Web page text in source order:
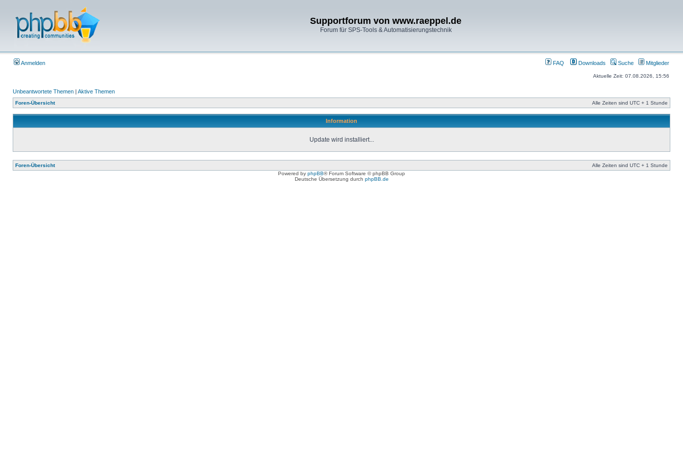
Supportforum von www.raeppel.de
Forum für SPS-Tools & Automatisierungstechnik
Anmelden FAQ Downloads Suche Mitglieder
Aktuelle Zeit: 07.08.2026, 15:56
Unbeantwortete Themen | Aktive Themen
Foren-Übersicht Alle Zeiten sind UTC + 1 Stunde
Information
Update wird installiert...
Foren-Übersicht
Alle Zeiten sind UTC + 1 Stunde
Powered by phpBB® Forum Software © phpBB Group
Deutsche Übersetzung durch phpBB.de